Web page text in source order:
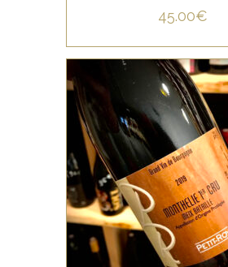
45.00€
BOURGOGNE
Toute la finesse et
des vins de
retrouvent dans ce